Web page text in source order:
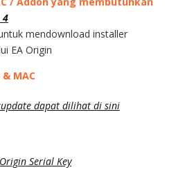
4
mendownload installer
EA Origin
MAC
dapat dilihat di sini
Serial Key